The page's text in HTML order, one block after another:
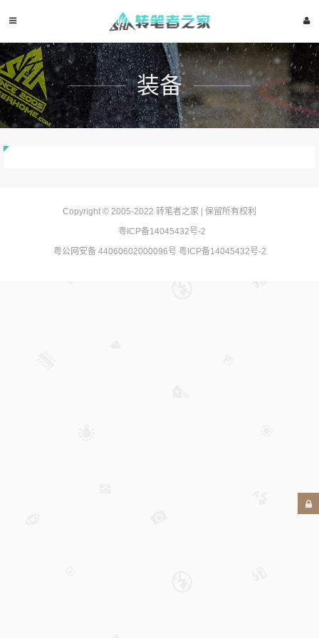
装备
Copyright © 2005-2022 转笔者之家 | 保留所有权利
粤ICP备14045432号-2
粤公网安备 44060602000096号 粤ICP备14045432号-2